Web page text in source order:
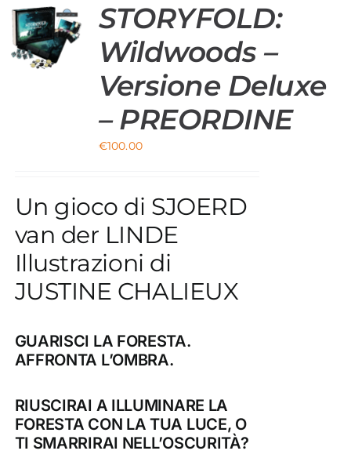
STORYFOLD:
Wildwoods –
Versione Deluxe
– PREORDINE
€100.00
Un gioco di SJOERD
van der LINDE
Illustrazioni di
JUSTINE CHALIEUX
GUARISCI LA FORESTA.
AFFRONTA L’OMBRA.
RIUSCIRAI A ILLUMINARE LA
FORESTA CON LA TUA LUCE, O
TI SMARRIRAI NELL’OSCURITÀ?